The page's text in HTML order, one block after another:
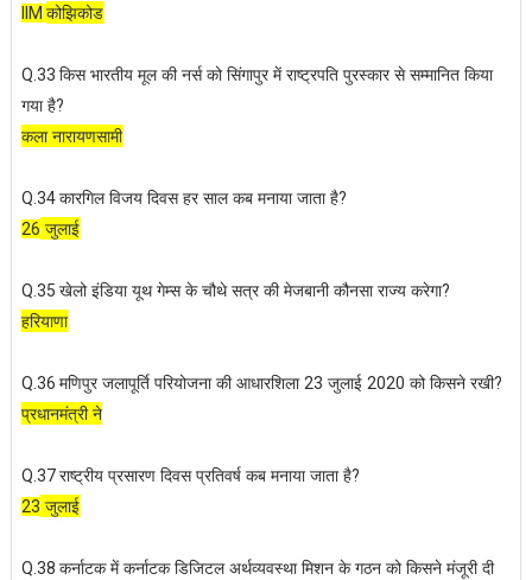
IIM कोझिकोड
Q.33 किस भारतीय मूल की नर्स को सिंगापुर में राष्ट्रपति पुरस्कार से सम्मानित किया
गया है?
कला नारायणसामी
Q.34कारगिल विजय दिवस हर साल कब मनाया जाता है?
26 जुलाई
Q.35 खेलो इंडिया यूथ गेम्स के चौथे सत्र की मेजबानी कौनसा राज्य करेगा?
हरियाणा
Q.36 मणिपुर जलापूर्ति परियोजना की आधारशिला 23 जुलाई 2020 को किसने रखी?
प्रधानमंत्री ने
Q.37राष्ट्रीय प्रसारण दिवस प्रतिवर्ष कब मनाया जाता है?
23 जुलाई
Q.38 कर्नाटक में कर्नाटक डिजिटल अर्थव्यवस्था मिशन के गठन को किसने मंजूरी दी